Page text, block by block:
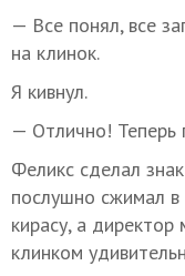
— Все понял, все
на клинок.
Я кивнул.
— Отлично! Теперь
Феликс сделал
послушно сжимал в
кирасу, а
клинком